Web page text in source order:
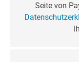
Seite von